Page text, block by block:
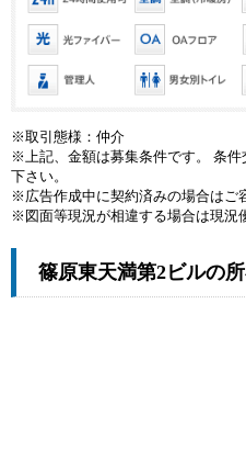
※取引態様：仲介
※上記、金額は募集条件です。 条
下さい。
※広告作成中に契約済みの場合はご
※図面等現況が相違する場合は現況
篠原東天満第2ビルの